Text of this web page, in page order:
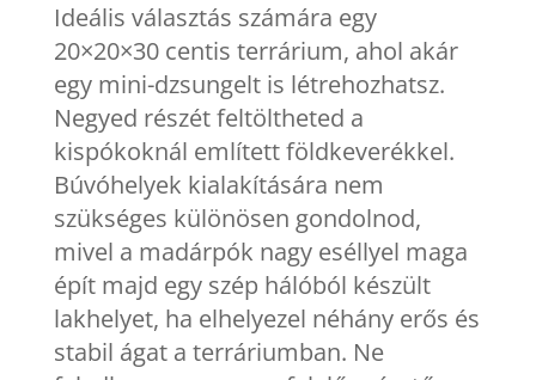
Ideális választás számára egy
20×20×30 centis terrárium, ahol akár
egy mini-dzsungelt is létrehozhatsz.
Negyed részét feltöltheted a
kispókoknál említett földkeverékkel.
Búvóhelyek kialakítására nem
szükséges különösen gondolnod,
mivel a madárpók nagy eséllyel maga
épít majd egy szép hálóból készült
lakhelyet, ha elhelyezel néhány erős és
stabil ágat a terráriumban. Ne